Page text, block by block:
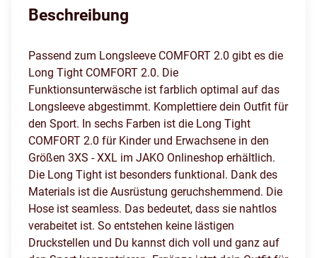
Beschreibung
Passend zum Longsleeve COMFORT 2.0 gibt es die
Long Tight COMFORT 2.0. Die
Funktionsunterwäsche ist farblich optimal auf das
Longsleeve abgestimmt. Komplettiere dein Outfit für
den Sport. In sechs Farben ist die Long Tight
COMFORT 2.0 für Kinder und Erwachsene in den
Größen 3XS - XXL im JAKO Onlineshop erhältlich.
Die Long Tight ist besonders funktional. Dank des
Materials ist die Ausrüstung geruchshemmend. Die
Hose ist seamless. Das bedeutet, dass sie nahtlos
verabeitet ist. So entstehen keine lästigen
Druckstellen und Du kannst dich voll und ganz auf